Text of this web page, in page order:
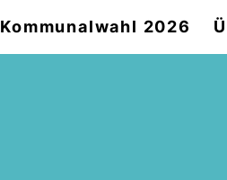
Kommunalwahl 2026